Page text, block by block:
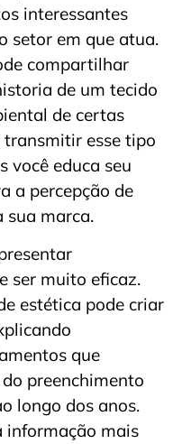
interessantes
setor em que atua.
compartilhar
de um tecido
de certas
esse tipo
você educa seu
a percepção de
sua marca.
ser muito eficaz.
estética pode criar
que
preenchimento
longo dos anos.
informação mais